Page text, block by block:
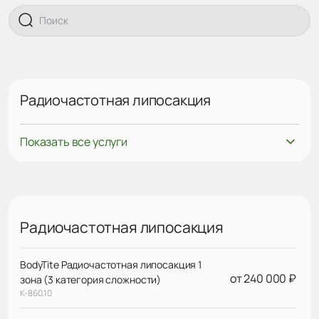
Радиочастотная липосакция
Показать все услуги
Радиочастотная липосакция
BodyTite Радиочастотная липосакция 1
зона (3 категория сложности)
К-860.10
от 240 000 ₽